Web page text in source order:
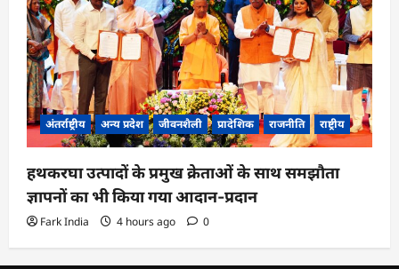
अंतर्राष्ट्रीय अन्य प्रदेश जीवनशैली प्रादेशिक राजनीति राष्ट्रीय
हथकरघा उत्पादों के प्रमुख क्रेताओं के साथ समझौता
ज्ञापनों का भी किया गया आदान-प्रदान
Fark India 4 hours ago 0